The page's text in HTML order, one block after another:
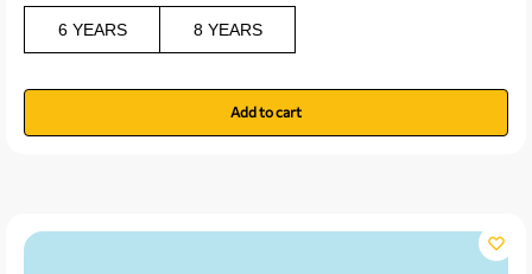
6 YEARS 8 YEARS
Add to cart